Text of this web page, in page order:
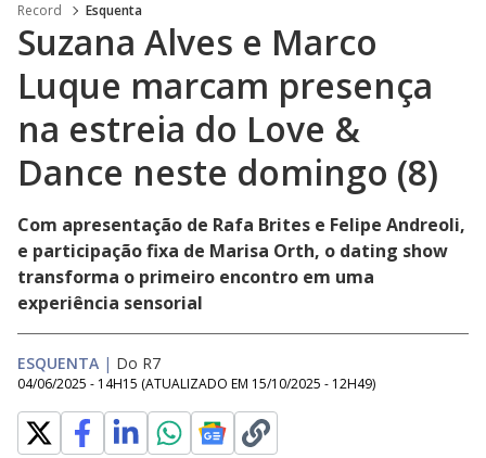
Record Esquenta
Suzana Alves e Marco
Luque marcam presença
na estreia do Love &
Dance neste domingo (8)
Com apresentação de Rafa Brites e Felipe Andreoli,
e participação fixa de Marisa Orth, o dating show
transforma o primeiro encontro em uma
experiência sensorial
ESQUENTA | Do R7
04/06/2025 - 14H15 (ATUALIZADO EM 15/10/2025 - 12H49)